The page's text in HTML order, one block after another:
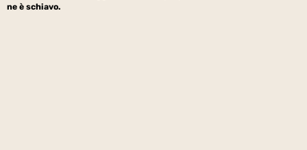
ne è schiavo.